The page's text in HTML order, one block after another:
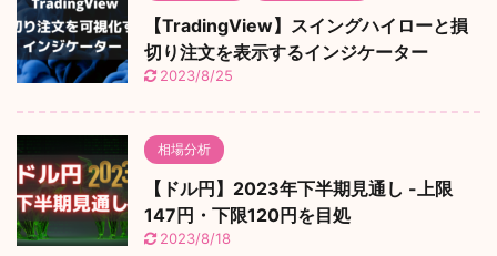
【TradingView】スイングハイローと損
切り注文を表示するインジケーター
2023/8/25
相場分析
【ドル円】2023年下半期見通し -上限
147円・下限120円を目処
2023/8/18